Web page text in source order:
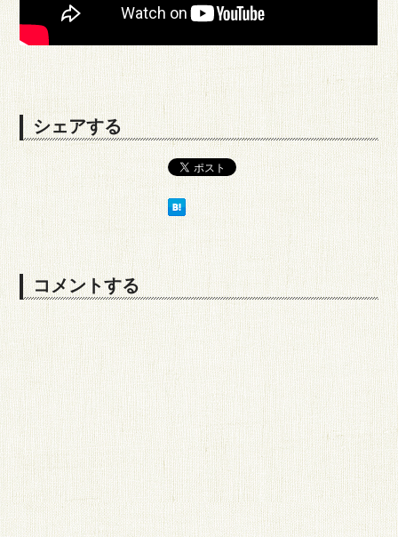
シェアする
コメントする